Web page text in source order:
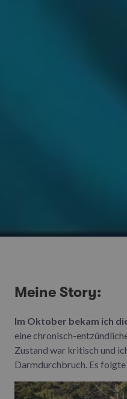
Meine Story:
Im Oktober bekam ich
eine chronisch-
Zustand war kritisch und
Darmdurchbruch. Es